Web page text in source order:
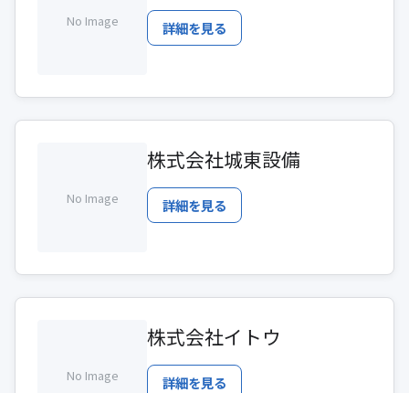
No Image 詳細を見る
No Image
株式会社城東設備
詳細を見る
No Image
株式会社イトウ
詳細を見る